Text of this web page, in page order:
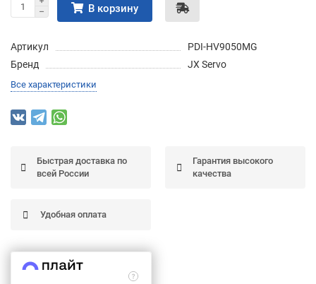
В корзину
Артикул
PDI-HV9050MG
Бренд
JX Servo
Все характеристики
Быстрая доставка по
всей России
Гарантия высокого
качества
Удобная оплата
об оплате Частями
недель